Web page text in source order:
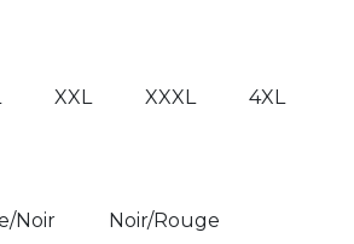
XXL XXXL 4XL
Noir Noir/Rouge